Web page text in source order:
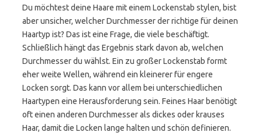
Du möchtest deine Haare mit einem Lockenstab stylen, bist
aber unsicher, welcher Durchmesser der richtige für deinen
Haartyp ist? Das ist eine Frage, die viele beschäftigt.
Schließlich hängt das Ergebnis stark davon ab, welchen
Durchmesser du wählst. Ein zu großer Lockenstab formt
eher weite Wellen, während ein kleinerer für engere
Locken sorgt. Das kann vor allem bei unterschiedlichen
Haartypen eine Herausforderung sein. Feines Haar benötigt
oft einen anderen Durchmesser als dickes oder krauses
Haar, damit die Locken lange halten und schön definieren.